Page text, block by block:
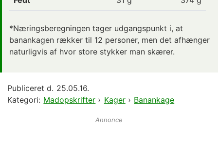
*Næringsberegningen tager udgangspunkt i, at
banankagen rækker til 12 personer, men det afhænger
naturligvis af hvor store stykker man skærer.
Publiceret d. 25.05.16.
Kategori: Madopskrifter › Kager› Banankage
Annonce